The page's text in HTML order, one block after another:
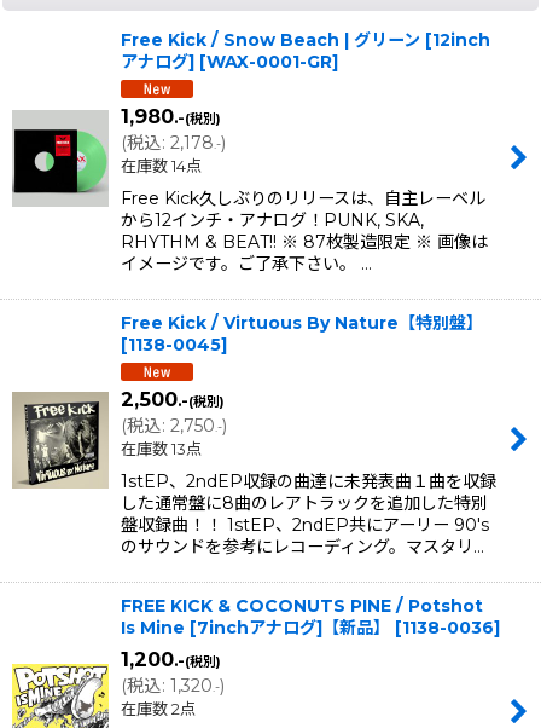
Free Kick / Snow Beach | グリーン [12inch
アナログ] [WAX-0001-GR]
1,980.-(税別)
(税込: 2,178.-)
在庫数 14点
Free Kick久しぶりのリリースは、自主レーベル
から12インチ・アナログ！PUNK, SKA,
RHYTHM & BEAT!! ※ 87枚製造限定 ※ 画像は
イメージです。ご了承下さい。 …
Free Kick / Virtuous By Nature【特別盤】
[1138-0045]
2,500.-(税別)
(税込: 2,750 .-)
在庫数 13点
1stEP、2ndEP収録の曲達に未発表曲１曲を収録
した通常盤に8曲のレアトラックを追加した特別
盤収録曲！！ 1stEP、2ndEP共にアーリー 90's
のサウンドを参考にレコーディング。マスタリ…
FREE KICK & COCONUTS PINE / Potshot
Is Mine [7inchアナログ]【新品】
[1138-0036]
1,200.-(税別)
(税込: 1,320 .-)
在庫数 2点